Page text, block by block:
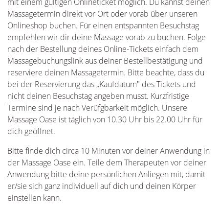
Massagetermin direkt vor Ort oder vorab über unseren
Onlineshop buchen. Für einen entspannten Besuchstag
empfehlen wir dir deine Massage vorab zu buchen. Folge
nach der Bestellung deines Online-Tickets einfach dem
Massagebuchungslink aus deiner Bestellbestätigung und
reserviere deinen Massagetermin. Bitte beachte, dass du
bei der Reservierung das „Kaufdatum" des Tickets und
nicht deinen Besuchstag angeben musst. Kurzfristige
Termine sind je nach Verüfgbarkeit möglich. Unsere
Massage Oase ist täglich von 10.30 Uhr bis 22.00 Uhr für
dich geöffnet.
Bitte finde dich circa 10 Minuten vor deiner Anwendung in
der Massage Oase ein. Teile dem Therapeuten vor deiner
Anwendung bitte deine persönlichen Anliegen mit, damit
er/sie sich ganz individuell auf dich und deinen Körper
einstellen kann.